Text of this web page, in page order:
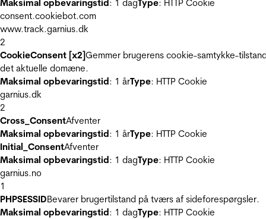
Maksimal opbevaringstid: 1 dagType: HTTP Cookie
consent.cookiebot.com
www.track.garnius.dk
2
CookieConsent [x2]Gemmer brugerens cookie-samtykke-
det aktuelle domæne.
Maksimal opbevaringstid: 1 årType: HTTP Cookie
garnius.dk
2
Cross_ConsentAfventer
Maksimal opbevaringstid: 1 årType: HTTP Cookie
Initial_ConsentAfventer
Maksimal opbevaringstid: 1 dagType: HTTP Cookie
garnius.no
1
PHPSESSIDBevarer brugertilstand på tværs af sideforespørgsler.
Maksimal opbevaringstid: 1 dagType: HTTP Cookie